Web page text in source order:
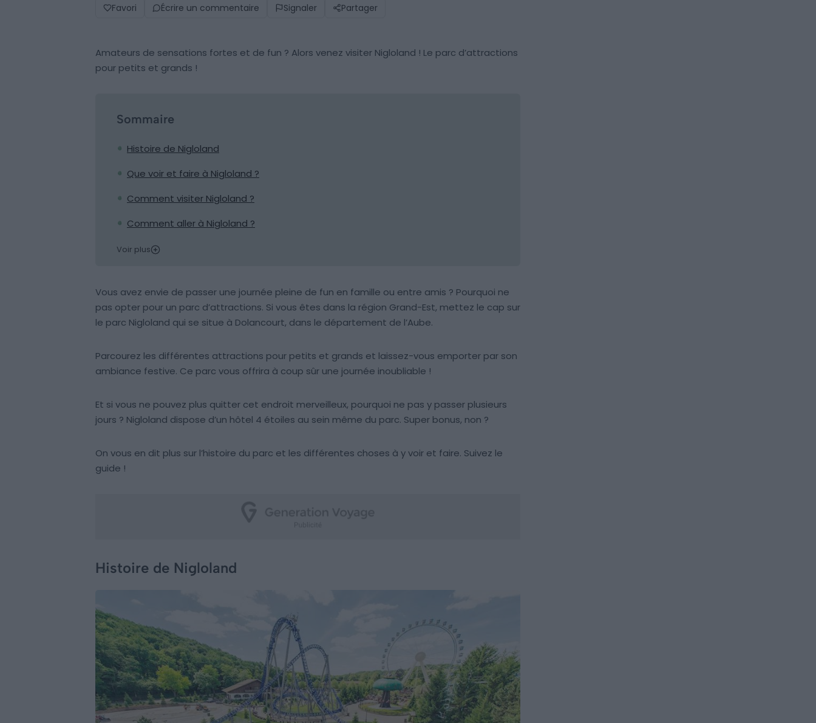
Favori Écrire un commentaire Signaler Partager
Amateurs de sensations fortes et de fun ? Alors venez visiter Nigloland ! Le parc d’attractions
pour petits et grands !
Sommaire
Histoire de Nigloland
Que voir et faire à Nigloland ?
Comment visiter Nigloland ?
Comment aller à Nigloland ?
Voir plus
Vous avez envie de passer une journée pleine de fun en famille ou entre amis ? Pourquoi ne
pas opter pour un parc d’attractions. Si vous êtes dans la région Grand-Est, mettez le cap sur
le parc Nigloland qui se situe à Dolancourt, dans le département de l’Aube.
Parcourez les différentes attractions pour petits et grands et laissez-vous emporter par son
ambiance festive. Ce parc vous offrira à coup sûr une journée inoubliable !
Et si vous ne pouvez plus quitter cet endroit merveilleux, pourquoi ne pas y passer plusieurs
jours ? Nigloland dispose d’un hôtel 4 étoiles au sein même du parc. Super bonus, non ?
On vous en dit plus sur l’histoire du parc et les différentes choses à y voir et faire. Suivez le
guide !
Histoire de Nigloland